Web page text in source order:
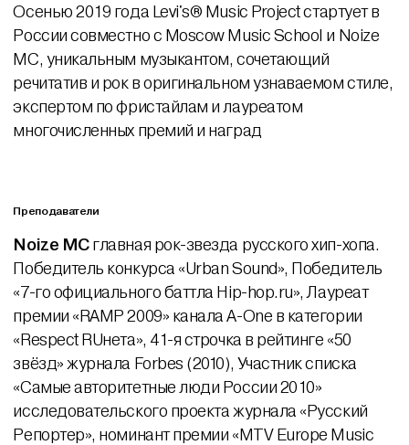
Осенью 2019 года Levi's® Music Project стартует в
России совместно с Moscow Music School и Noize
MC, уникальным музыкантом, сочетающий
речитатив и рок в оригинальном узнаваемом стиле,
экспертом по фристайлам и лауреатом
многочисленных премий и наград
Преподаватели
Noize MCглавная рок-звезда русского хип-хопа.
Победитель конкурса «Urban Sound», Победитель
«7-го официального баттла Hip-hop.ru», Лауреат
премии «RAMP 2009» канала A-One в категории
«Respect RUнета», 41-я строчка в рейтинге «50
звёзд» журнала Forbes (2010), Участник списка
«Самые авторитетные люди России 2010»
исследовательского проекта журнала «Русский
Репортер», номинант премии «MTV Europe Music